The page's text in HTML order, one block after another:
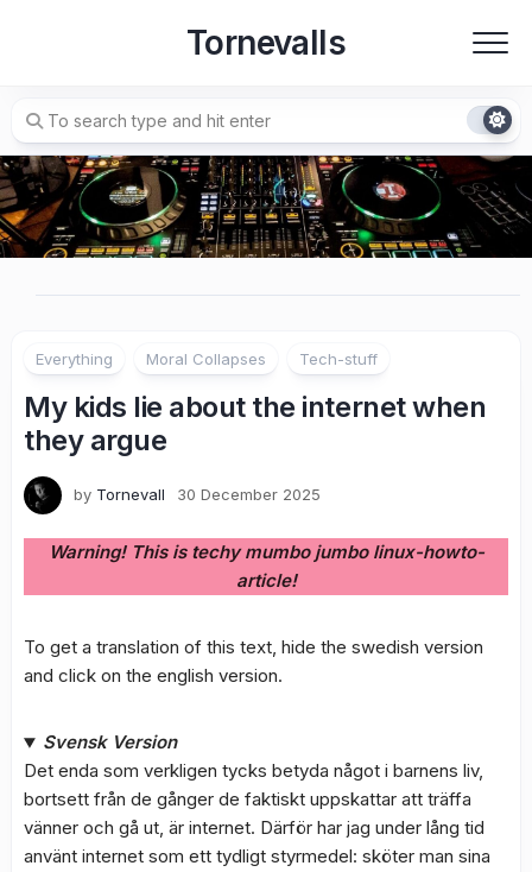
Tornevalls
Everything Moral Collapses Tech-stuff
My kids lie about the internet when
they argue
by Tornevall 30 December 2025
Warning! This is techy mumbo jumbo linux-howto-
article!
To get a translation of this text, hide the swedish version
and click on the english version.
Svensk Version
Det enda som verkligen tycks betyda något i barnens liv,
bortsett från de gånger de faktiskt uppskattar att träffa
vänner och gå ut, är internet. Därför har jag under lång tid
använt internet som ett tydligt styrmedel: sköter man sina